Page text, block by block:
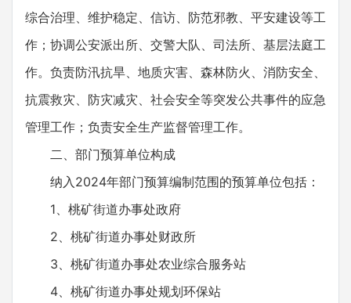
综合治理、维护稳定、信访、防范邪教、平安建设等工
作；协调公安派出所、交警大队、司法所、基层法庭工
作。负责防汛抗旱、地质灾害、森林防火、消防安全、
抗震救灾、防灾减灾、社会安全等突发公共事件的应急
管理工作；负责安全生产监督管理工作。
二、部门预算单位构成
纳入2024年部门预算编制范围的预算单位包括：
1、桃矿街道办事处政府
2、桃矿街道办事处财政所
3、桃矿街道办事处农业综合服务站
4、桃矿街道办事处规划环保站